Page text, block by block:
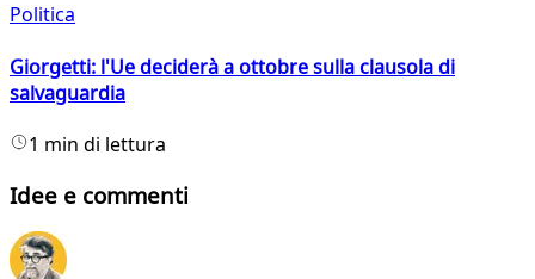
Politica
Giorgetti: l'Ue deciderà a ottobre sulla clausola di
salvaguardia
1 min di lettura
Idee e commenti